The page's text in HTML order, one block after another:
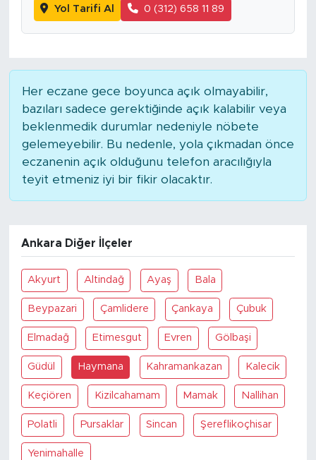
Yol Tarifi Al 0 (312) 658 11 89
Her eczane gece boyunca açık olmayabilir,
bazıları sadece gerektiğinde açık kalabilir veya
beklenmedik durumlar nedeniyle nöbete
gelemeyebilir. Bu nedenle, yola çıkmadan önce
eczanenin açık olduğunu telefon aracılığıyla
teyit etmeniz iyi bir fikir olacaktır.
Ankara Diğer İlçeler
Akyurt Altindağ Ayaş Bala
Beypazari Çamlidere Çankaya Çubuk
Elmadağ Etimesgut Evren Gölbaşi
Güdül Haymana Kahramankazan Kalecik
Keçiören Kizilcahamam Mamak Nallihan
Polatli Pursaklar Sincan Şereflikoçhisar
Yenimahalle